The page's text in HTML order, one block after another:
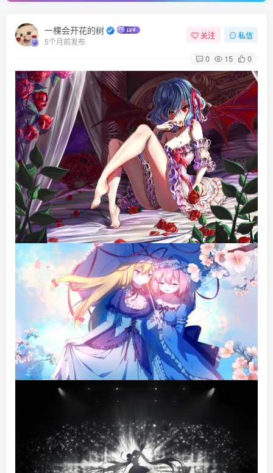
一棵会开花的树
5个月前发布
关注 私信
0 15 0